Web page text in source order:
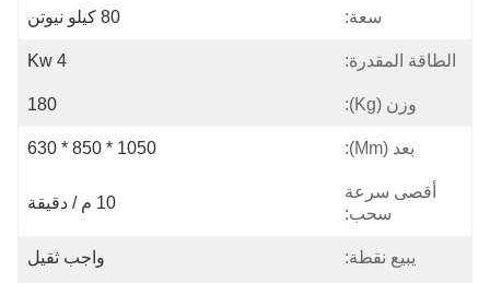
سعة: 80 كيلو نيوتن
الطاقة المقدرة: 4 Kw
وزن (kg): 180
بعد (mm): 1050 * 850 * 630
أقصى سرعة
سحب:
10 م / دقيقة
يبيع نقطة: واجب ثقيل